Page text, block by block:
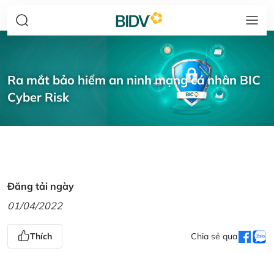
Ra mắt bảo hiểm an ninh mạng cá nhân BIC
Cyber Risk
Đăng tải ngày
01/04/2022
Thích Chia sẻ qua